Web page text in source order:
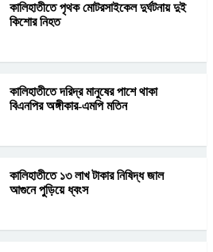
কালিহাতীতে পৃথক মোটরসাইকেল দুর্ঘটনায় দুই
কিশোর নিহত
কালিহাতীতে দরিদ্র মানুষের পাশে থাকা
বিএনপির অঙ্গীকার-এমপি মতিন
কালিহাতীতে ১৩ লাখ টাকার নিষিদ্ধ জাল
আগুনে পুড়িয়ে ধ্বংস